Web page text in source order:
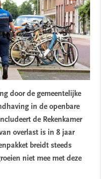
door de gemeentelijke
in de openbare
de Rekenkamer
overlast is in 8 jaar
breidt steeds
niet mee met deze